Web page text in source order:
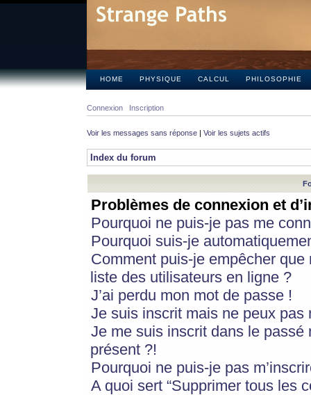
HOME PHYSIQUE CALCUL PHILOSOPHIE
Connexion Inscription
Voir les messages sans réponse | Voir les sujets actifs
Index du forum
Problèmes de connexion et
Pourquoi ne puis-je pas me
Pourquoi suis-je
Comment puis-je empêcher
liste des utilisateurs en ligne ?
J’ai perdu mon mot de passe !
Je suis inscrit mais ne peux pas
Je me suis inscrit dans le
présent ?!
Pourquoi ne puis-je pas
A quoi sert “Supprimer tous les